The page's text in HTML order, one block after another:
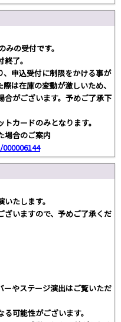
の受付です。
了。
申込受付に制限をかける事が
は在庫の変動が激しいため、
合がございます。予めご了承下
カードのみとなります。
場合のご案内
たします。
いますので、予めご了承くだ
やステージ演出はご覧いただ
可能性がございます。